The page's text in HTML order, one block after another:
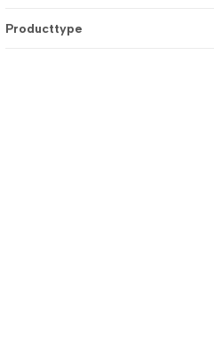
Producttype